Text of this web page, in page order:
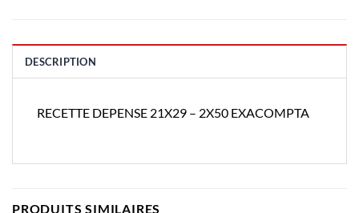
DESCRIPTION
RECETTE DEPENSE 21X29 – 2X50 EXACOMPTA
PRODUITS SIMILAIRES